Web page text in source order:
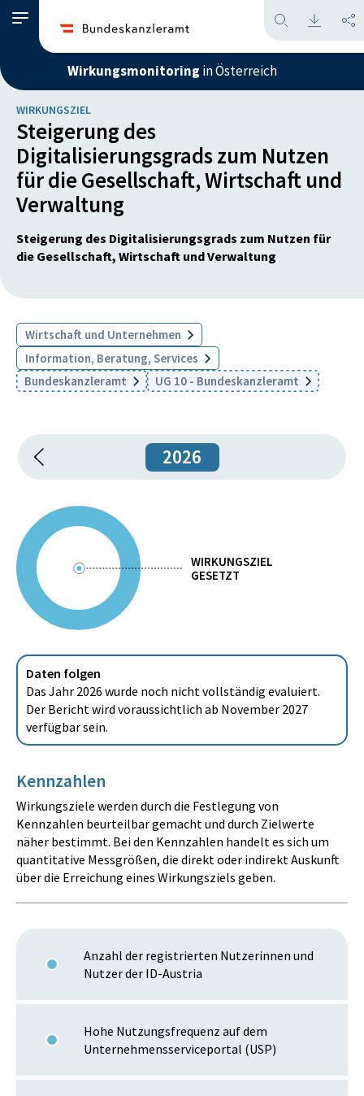
Wirkungsmonitoring in Österreich
WIRKUNGSZIEL
Steigerung des
Digitalisierungsgrads zum Nutzen
für die Gesellschaft, Wirtschaft und
Verwaltung
Steigerung des Digitalisierungsgrads zum Nutzen für
die Gesellschaft, Wirtschaft und Verwaltung
Wirtschaft und Unternehmen
Information, Beratung, Services
Bundeskanzleramt
UG 10 - Bundeskanzleramt
2026
WIRKUNGSZIEL
GESETZT
Daten folgen
Das Jahr 2026 wurde noch nicht vollständig evaluiert.
Der Bericht wird voraussichtlich ab November 2027
verfügbar sein.
Kennzahlen
Wirkungsziele werden durch die Festlegung von
Kennzahlen beurteilbar gemacht und durch Zielwerte
näher bestimmt. Bei den Kennzahlen handelt es sich um
quantitative Messgrößen, die direkt oder indirekt Auskunft
über die Erreichung eines Wirkungsziels geben.
Anzahl der registrierten Nutzerinnen und
Nutzer der ID-Austria
Hohe Nutzungsfrequenz auf dem
Unternehmensserviceportal (USP)